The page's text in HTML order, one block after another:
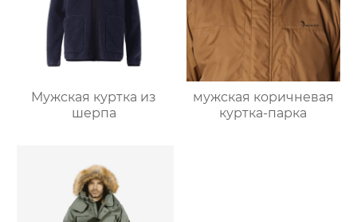
Мужская куртка из
шерпа
мужская коричневая
куртка-парка